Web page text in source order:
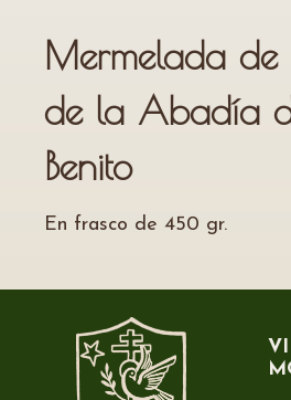
Mermelada de
de la Abadía
Benito
En frasco de 450 gr.